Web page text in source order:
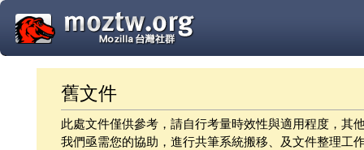
舊文件
此處文件僅供參考，請自行考量時效性與適用程度，其
我們亟需您的協助，進行共筆系統搬移、及文件整理工